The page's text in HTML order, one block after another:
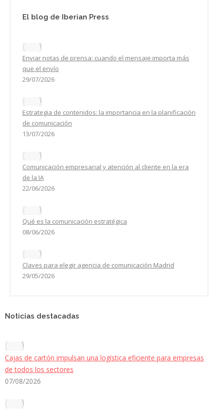
El blog de Iberian Press
Enviar notas de prensa: cuando el mensaje importa más
que el envío
29/07/2026
Estrategia de contenidos: la importancia en la planificación
de comunicación
13/07/2026
Comunicación empresarial y atención al cliente en la era
de la IA
22/06/2026
Qué es la comunicación estratégica
08/06/2026
Claves para elegir agencia de comunicación Madrid
29/05/2026
Noticias destacadas
Cajas de cartón impulsan una logística eficiente para empresas
de todos los sectores
07/08/2026